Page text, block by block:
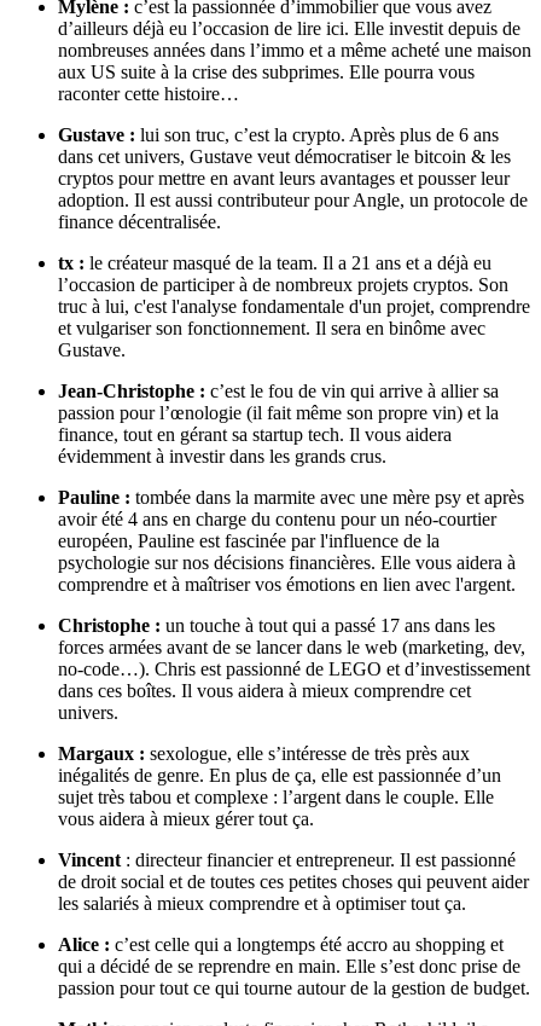
Mylène : c’est la passionnée d’immobilier que vous avez
d’ailleurs déjà eu l’occasion de lire ici. Elle investit depuis de
nombreuses années dans l’immo et a même acheté une maison
aux US suite à la crise des subprimes. Elle pourra vous
raconter cette histoire…
Gustave : lui son truc, c’est la crypto. Après plus de 6 ans
dans cet univers, Gustave veut démocratiser le bitcoin & les
cryptos pour mettre en avant leurs avantages et pousser leur
adoption. Il est aussi contributeur pour Angle, un protocole de
finance décentralisée.
tx : le créateur masqué de la team. Il a 21 ans et a déjà eu
l’occasion de participer à de nombreux projets cryptos. Son
truc à lui, c'est l'analyse fondamentale d'un projet, comprendre
et vulgariser son fonctionnement. Il sera en binôme avec
Gustave.
Jean-Christophe : c’est le fou de vin qui arrive à allier sa
passion pour l’œnologie (il fait même son propre vin) et la
finance, tout en gérant sa startup tech. Il vous aidera
évidemment à investir dans les grands crus.
Pauline : tombée dans la marmite avec une mère psy et après
avoir été 4 ans en charge du contenu pour un néo-courtier
européen, Pauline est fascinée par l'influence de la
psychologie sur nos décisions financières. Elle vous aidera à
comprendre et à maîtriser vos émotions en lien avec l'argent.
Christophe : un touche à tout qui a passé 17 ans dans les
forces armées avant de se lancer dans le web (marketing, dev,
no-code…). Chris est passionné de LEGO et d’investissement
dans ces boîtes. Il vous aidera à mieux comprendre cet
univers.
Margaux : sexologue, elle s’intéresse de très près aux
inégalités de genre. En plus de ça, elle est passionnée d’un
sujet très tabou et complexe : l’argent dans le couple. Elle
vous aidera à mieux gérer tout ça.
Vincent : directeur financier et entrepreneur. Il est passionné
de droit social et de toutes ces petites choses qui peuvent aider
les salariés à mieux comprendre et à optimiser tout ça.
Alice : c’est celle qui a longtemps été accro au shopping et
qui a décidé de se reprendre en main. Elle s’est donc prise de
passion pour tout ce qui tourne autour de la gestion de budget.